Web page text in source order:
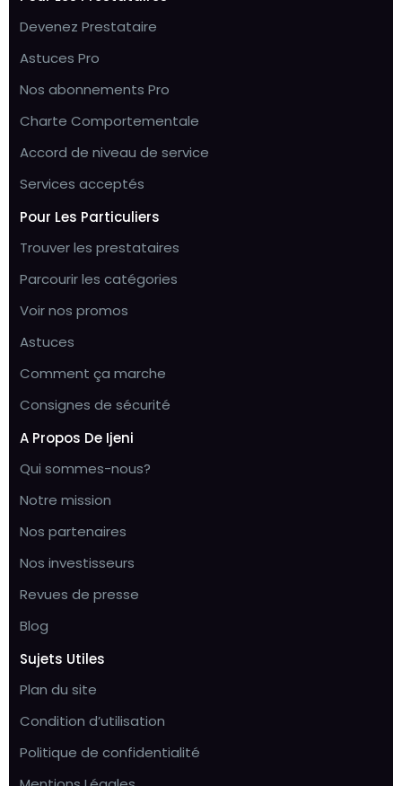
Devenez Prestataire
Astuces Pro
Nos abonnements Pro
Charte Comportementale
Accord de niveau de service
Services acceptés
Pour Les Particuliers
Trouver les prestataires
Parcourir les catégories
Voir nos promos
Astuces
Comment ça marche
Consignes de sécurité
A Propos De Ijeni
Qui sommes-nous?
Notre mission
Nos partenaires
Nos investisseurs
Revues de presse
Blog
Sujets Utiles
Plan du site
Condition d’utilisation
Politique de confidentialité